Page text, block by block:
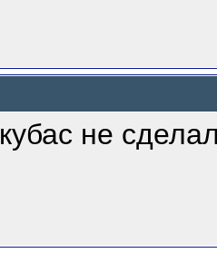
кубас не